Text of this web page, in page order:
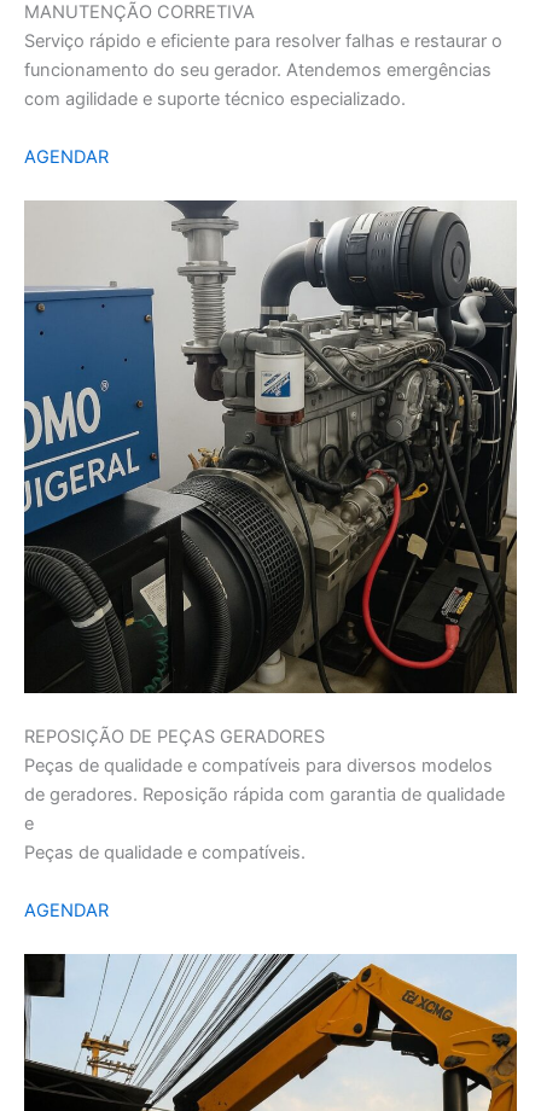
MANUTENÇÃO CORRETIVA
Serviço rápido e eficiente para resolver falhas e restaurar o
funcionamento do seu gerador. Atendemos emergências
com agilidade e suporte técnico especializado.
AGENDAR
REPOSIÇÃO DE PEÇAS GERADORES
Peças de qualidade e compatíveis para diversos modelos
de geradores. Reposição rápida com garantia de qualidade
e
Peças de qualidade e compatíveis.
AGENDAR